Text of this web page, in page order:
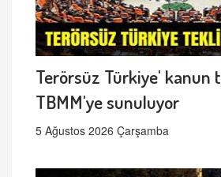
Terörsüz Türkiye' kanun
TBMM'ye sunuluyor
5 Ağustos 2026 Çarşamba